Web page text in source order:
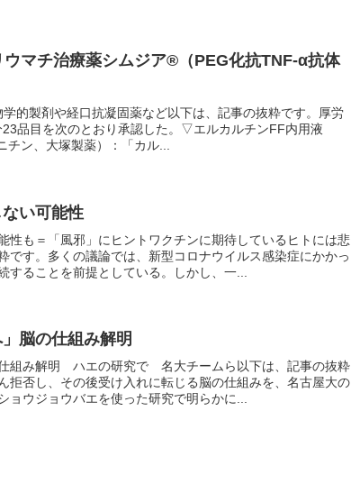
マチ治療薬シムジア®（PEG化抗TNF-α抗体
的製剤や経口抗凝固薬など以下は、記事の抜粋です。厚労
品目を次のとおり承認した。▽エルカルチンFF内用液
チン、大塚製薬）：「カル...
い可能性
性も＝「風邪」にヒントワクチンに期待しているヒトには悲
です。多くの議論では、新型コロナウイルス感染症にかかっ
することを前提としている。しかし、一...
脳の仕組み解明
仕組み解明 ハエの研究で 名大チームら以下は、記事の抜粋
拒否し、その後受け入れに転じる脳の仕組みを、名古屋大の
ョウジョウバエを使った研究で明らかに...